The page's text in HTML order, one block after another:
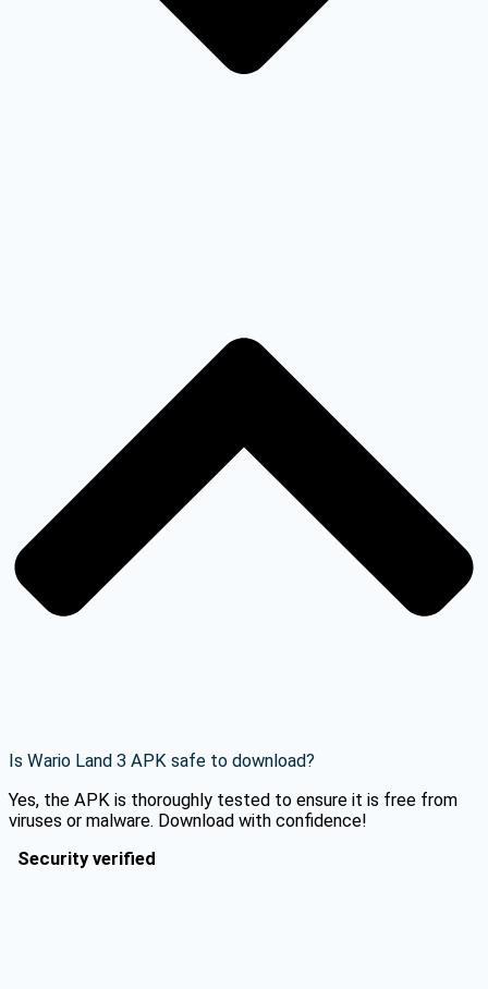
Is Wario Land 3 APK safe to download?
Yes, the APK is thoroughly tested to ensure it is free from
viruses or malware. Download with confidence!
Security verified